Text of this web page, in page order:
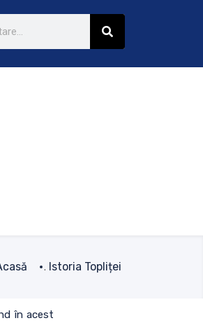
. Istoria Topliței
în acest